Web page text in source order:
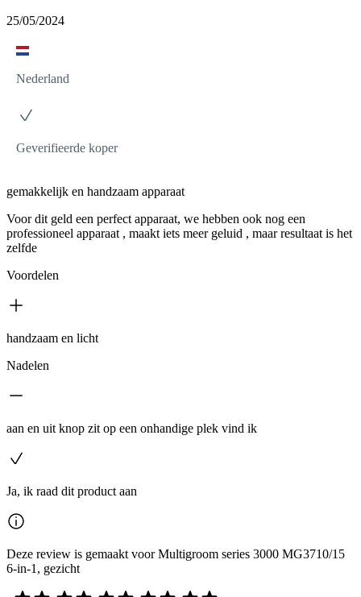
25/05/2024
Nederland
Geverifieerde koper
gemakkelijk en handzaam apparaat
Voor dit geld een perfect apparaat, we hebben ook nog een
professioneel apparaat , maakt iets meer geluid , maar resultaat is het
zelfde
Voordelen
handzaam en licht
Nadelen
aan en uit knop zit op een onhandige plek vind ik
Ja, ik raad dit product aan
Deze review is gemaakt voor Multigroom series 3000 MG3710/15
6-in-1, gezicht